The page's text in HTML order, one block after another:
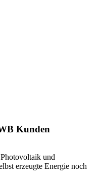
Kunden
und
erzeugte Energie noch